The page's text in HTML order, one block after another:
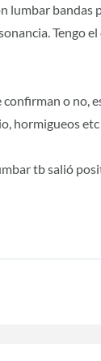
lumbar bandas
Tengo
confirman o no,
hormigueos
tb salió